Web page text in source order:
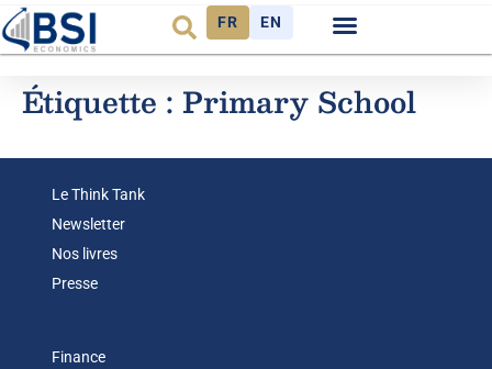
FR EN
Étiquette : Primary School
Le Think Tank
Newsletter
Nos livres
Presse
Finance